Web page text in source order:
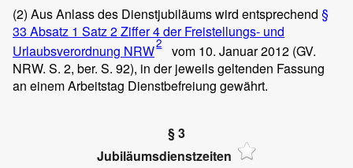
(2) Aus Anlass des Dienstjubiläums wird entsprechend §
33 Absatz 1 Satz 2 Ziffer 4 der Freistellungs- und
Urlaubsverordnung NRW2
vom 10. Januar 2012 (GV.
NRW. S. 2, ber. S. 92), in der jeweils geltenden Fassung
an einem Arbeitstag Dienstbefreiung gewährt.
§ 3
Jubiläumsdienstzeiten